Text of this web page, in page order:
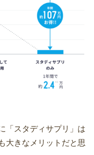
「スタディサプリ」は
大きなメリットだと思